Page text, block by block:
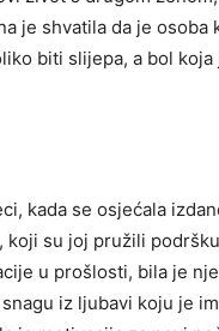
je shvatila da je
biti slijepa, a bol
kada se osjećala
su joj pružili
u prošlosti, bila je
iz ljubavi koju je